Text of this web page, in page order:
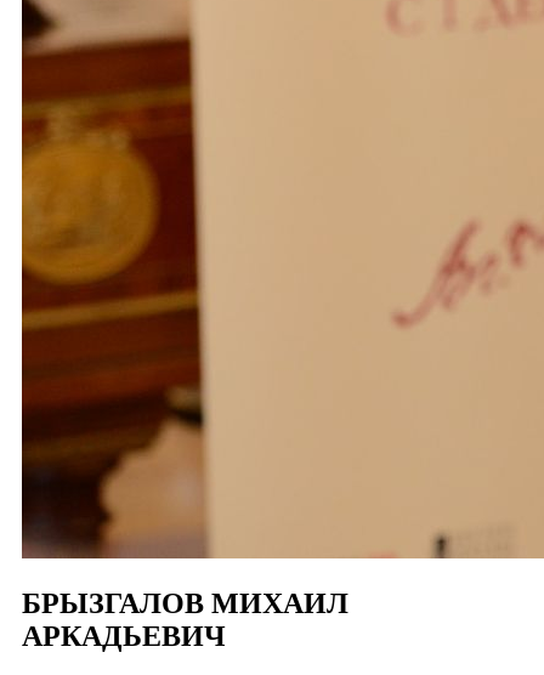
БРЫЗГАЛОВ МИХАИЛ
АРКАДЬЕВИЧ